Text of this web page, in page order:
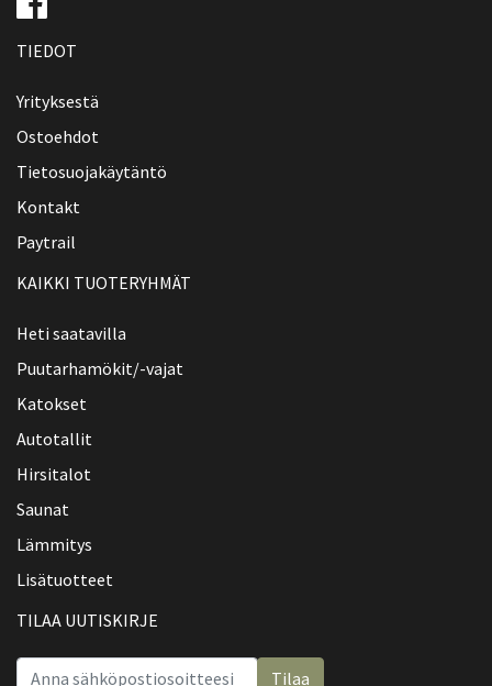
TIEDOT
Yrityksestä
Ostoehdot
Tietosuojakäytäntö
Kontakt
Paytrail
KAIKKI TUOTERYHMÄT
Heti saatavilla
Puutarhamökit/-vajat
Katokset
Autotallit
Hirsitalot
Saunat
Lämmitys
Lisätuotteet
TILAA UUTISKIRJE
Tilaa